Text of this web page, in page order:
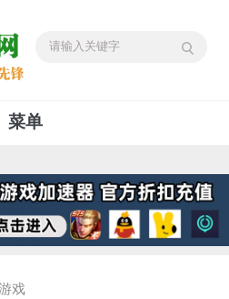
菜单
戏